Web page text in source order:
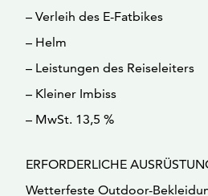
– Verleih des E-Fatbikes
– Helm
– Leistungen des Reiseleiters
– Kleiner Imbiss
– MwSt. 13,5 %
ERFORDERLICHE
Wetterfeste Outdoor-